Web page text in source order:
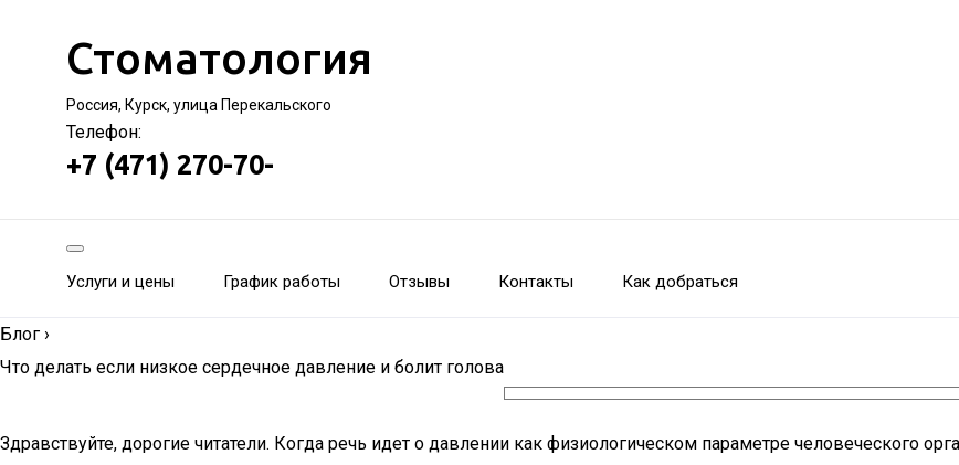
Стоматология
Россия, Курск, улица Перекальского
Телефон:
+7 (471) 270-70-
Услуги и цены График работы Отзывы Контакты Как добраться
Блог ›
Что делать если низкое сердечное давление и болит голова
Здравствуйте, дорогие читатели. Когда речь идет о давлении как физиологическом параметре человеческого